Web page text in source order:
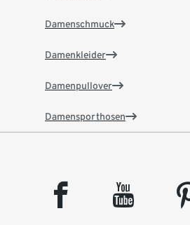
Damenschmuck
Damenkleider
Damenpullover
Damensporthosen
facebook youtube